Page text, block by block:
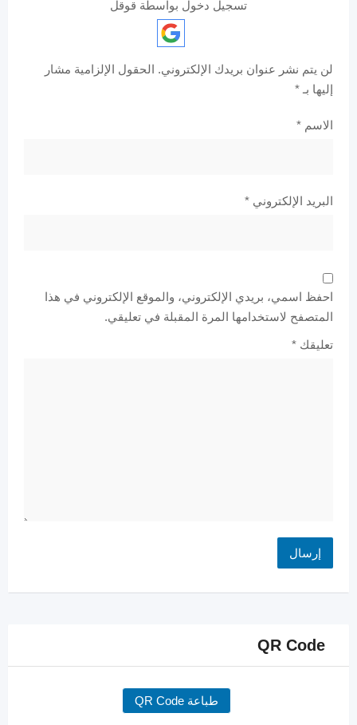
تسجيل دخول بواسطة قوقل
لن يتم نشر عنوان بريدك الإلكتروني. الحقول الإلزامية مشار
إليها بـ *
الاسم *
البريد الإلكتروني *
احفظ اسمي، بريدي الإلكتروني، والموقع الإلكتروني في هذا
المتصفح لاستخدامها المرة المقبلة في تعليقي.
تعليقك *
QR Code
طباعة QR Code